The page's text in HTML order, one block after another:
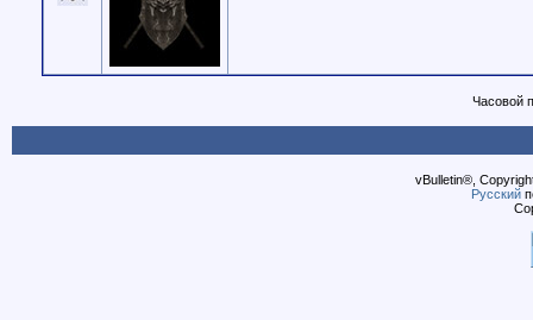
Часовой
vBulletin®,
Русский